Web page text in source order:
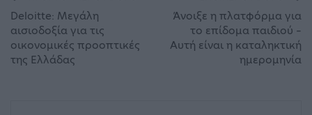
Deloitte: Μεγάλη
αισιοδοξία για τις
οικονομικές προοπτικές
της Ελλάδας
Άνοιξε η πλατφόρμα για
το επίδομα παιδιού –
Αυτή είναι η καταληκτική
ημερομηνία